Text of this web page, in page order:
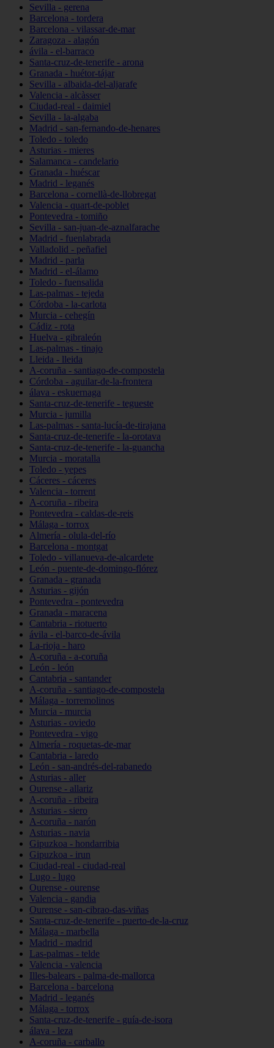
Sevilla - gerena
Barcelona - tordera
Barcelona - vilassar-de-mar
Zaragoza - alagón
ávila - el-barraco
Santa-cruz-de-tenerife - arona
Granada - huétor-tájar
Sevilla - albaida-del-aljarafe
Valencia - alcàsser
Ciudad-real - daimiel
Sevilla - la-algaba
Madrid - san-fernando-de-henares
Toledo - toledo
Asturias - mieres
Salamanca - candelario
Granada - huéscar
Madrid - leganés
Barcelona - cornellà-de-llobregat
Valencia - quart-de-poblet
Pontevedra - tomiño
Sevilla - san-juan-de-aznalfarache
Madrid - fuenlabrada
Valladolid - peñafiel
Madrid - parla
Madrid - el-álamo
Toledo - fuensalida
Las-palmas - tejeda
Córdoba - la-carlota
Murcia - cehegín
Cádiz - rota
Huelva - gibraleón
Las-palmas - tinajo
Lleida - lleida
A-coruña - santiago-de-compostela
Córdoba - aguilar-de-la-frontera
álava - eskuernaga
Santa-cruz-de-tenerife - tegueste
Murcia - jumilla
Las-palmas - santa-lucía-de-tirajana
Santa-cruz-de-tenerife - la-orotava
Santa-cruz-de-tenerife - la-guancha
Murcia - moratalla
Toledo - yepes
Cáceres - cáceres
Valencia - torrent
A-coruña - ribeira
Pontevedra - caldas-de-reis
Málaga - torrox
Almería - olula-del-río
Barcelona - montgat
Toledo - villanueva-de-alcardete
León - puente-de-domingo-flórez
Granada - granada
Asturias - gijón
Pontevedra - pontevedra
Granada - maracena
Cantabria - riotuerto
ávila - el-barco-de-ávila
La-rioja - haro
A-coruña - a-coruña
León - león
Cantabria - santander
A-coruña - santiago-de-compostela
Málaga - torremolinos
Murcia - murcia
Asturias - oviedo
Pontevedra - vigo
Almería - roquetas-de-mar
Cantabria - laredo
León - san-andrés-del-rabanedo
Asturias - aller
Ourense - allariz
A-coruña - ribeira
Asturias - siero
A-coruña - narón
Asturias - navia
Gipuzkoa - hondarribia
Gipuzkoa - irun
Ciudad-real - ciudad-real
Lugo - lugo
Ourense - ourense
Valencia - gandia
Ourense - san-cibrao-das-viñas
Santa-cruz-de-tenerife - puerto-de-la-cruz
Málaga - marbella
Madrid - madrid
Las-palmas - telde
Valencia - valencia
Illes-balears - palma-de-mallorca
Barcelona - barcelona
Madrid - leganés
Málaga - torrox
Santa-cruz-de-tenerife - guía-de-isora
álava - leza
A-coruña - carballo